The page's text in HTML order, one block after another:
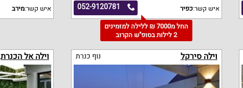
052-9120781 איש קשר:כפיר
החל מ7000 ₪ ללילה למזמינים
2 לילות בסופ"ש הקרוב
איש קשר:מירב
וילה סירקל נוף כנרת וילה אל הכנרת